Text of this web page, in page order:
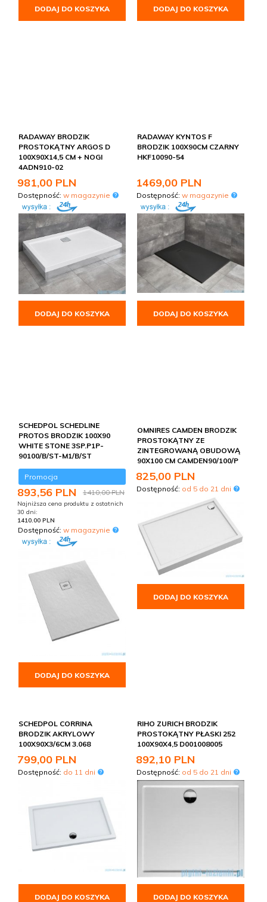
DODAJ DO KOSZYKA DODAJ DO KOSZYKA
RADAWAY BRODZIK
PROSTOKĄTNY ARGOS D
100X90X14,5 CM + NOGI
4ADN910-02
981,00 PLN
Dostępność: w magazynie
DODAJ DO KOSZYKA
RADAWAY KYNTOS F
BRODZIK 100X90CM CZARNY
HKF10090-54
1469,00 PLN
Dostępność: w magazynie
DODAJ DO KOSZYKA
SCHEDPOL SCHEDLINE
PROTOS BRODZIK 100X90
WHITE STONE 3SP.P1P-
90100/B/ST-M1/B/ST
Promocja
893,56 PLN 1410,00 PLN
Najniższa cena produktu z ostatnich
30 dni:
1410.00 PLN
Dostępność: w magazynie
DODAJ DO KOSZYKA
OMNIRES CAMDEN BRODZIK
PROSTOKĄTNY ZE
ZINTEGROWANĄ OBUDOWĄ
90X100 CM CAMDEN90/100/P
825,00 PLN
Dostępność: od 5 do 21 dni
DODAJ DO KOSZYKA
SCHEDPOL CORRINA
BRODZIK AKRYLOWY
100X90X3/6CM 3.068
799,00 PLN
Dostępność: do 11 dni
DODAJ DO KOSZYKA
RIHO ZURICH BRODZIK
PROSTOKĄTNY PŁASKI 252
100X90X4,5 D001008005
892,10 PLN
Dostępność: od 5 do 21 dni
DODAJ DO KOSZYKA